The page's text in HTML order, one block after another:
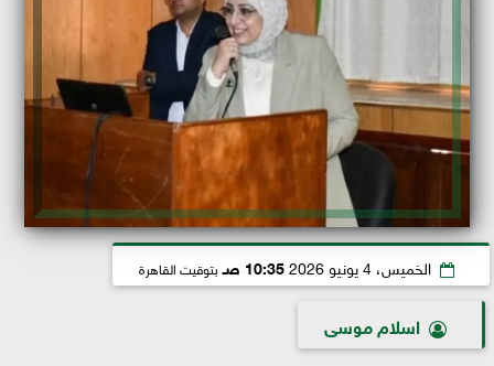
الخميس، 4 يونيو 2026 10:35 صـ بتوقيت القاهرة
اسلام موسى